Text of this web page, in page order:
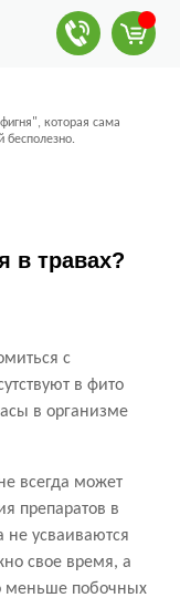
которая сама
бесполезно.
в травах?
с
в фито
в организме
всегда может
препаратов в
не усваиваются
свое время, а
меньше побочных